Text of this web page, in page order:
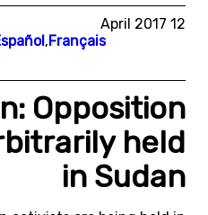
12 April 2017
,Français
Opposition
held
in Sudan